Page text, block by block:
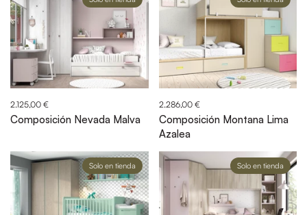
2.125,00 €
Composición Nevada Malva
2.286,00 €
Composición Montana Lima
Azalea
Solo en tienda Solo en tienda